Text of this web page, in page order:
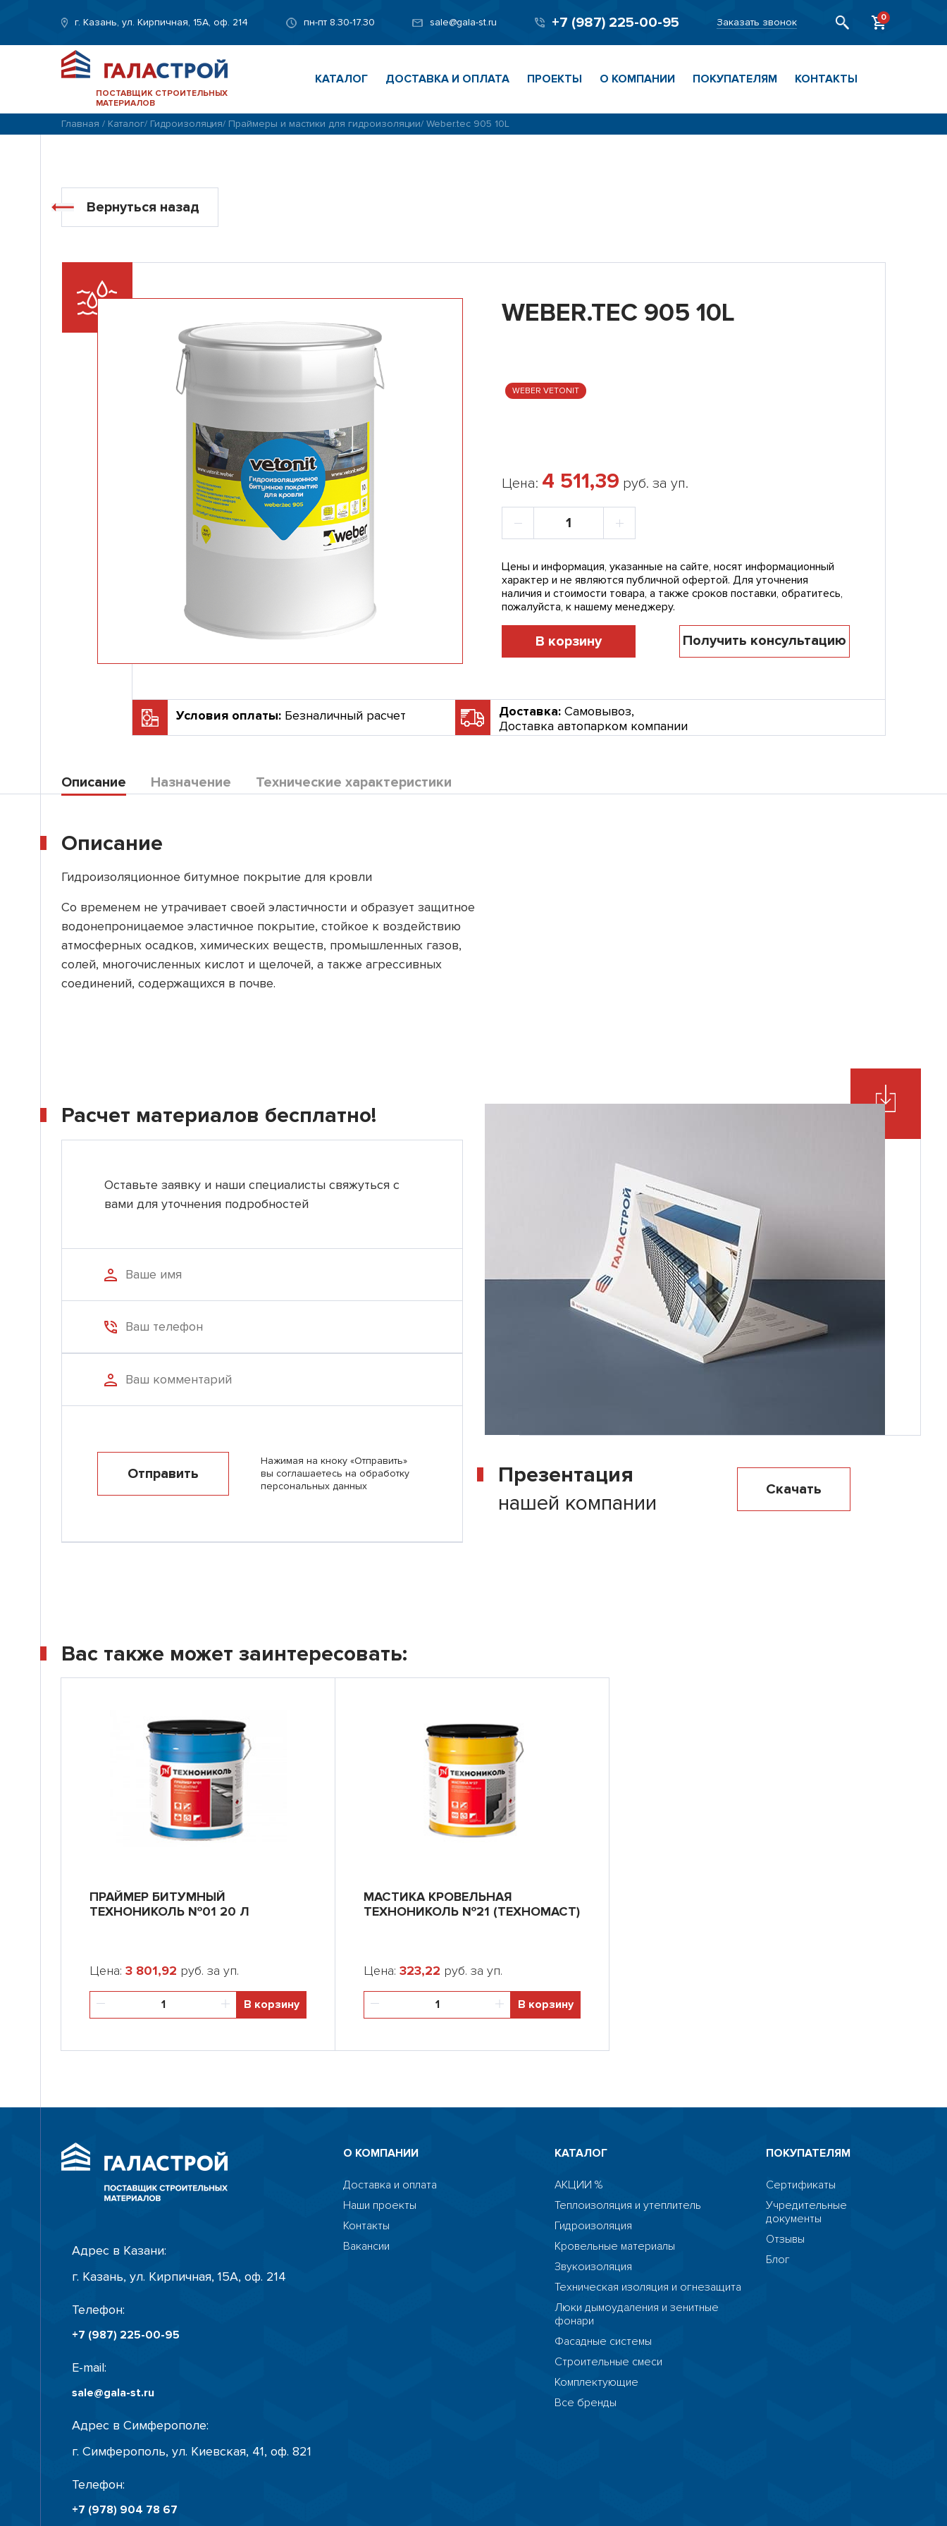
г. Казань, ул. Кирпичная, 15А, оф. 214 пн-пт 8.30-17.30 sale@gala-st.ru +7 (987) 225-00-95 Заказать звонок 0
ПОСТАВЩИК СТРОИТЕЛЬНЫХ
МАТЕРИАЛОВ
КАТАЛОГ ДОСТАВКА И ОПЛАТА ПРОЕКТЫ О КОМПАНИИ ПОКУПАТЕЛЯМ КОНТАКТЫ
Главная / Каталог/ Гидроизоляция/ Праймеры и мастики для гидроизоляции/ Weber.tec 905 10L
Вернуться назад
WEBER.TEC 905 10L
WEBER VETONIT
Цена: 4 511,39 руб. за уп.
Цены и информация, указанные на сайте, носят информационный
характер и не являются публичной офертой. Для уточнения
наличия и стоимости товара, а также сроков поставки, обратитесь,
пожалуйста, к нашему менеджеру.
В корзину Получить консультацию
Условия оплаты: Безналичный расчет Доставка: Самовывоз,
Доставка автопарком компании
Описание Назначение Технические характеристики
Описание
Гидроизоляционное битумное покрытие для кровли
Со временем не утрачивает своей эластичности и образует защитное
водонепроницаемое эластичное покрытие, стойкое к воздействию
атмосферных осадков, химических веществ, промышленных газов,
солей, многочисленных кислот и щелочей, а также агрессивных
соединений, содержащихся в почве.
Расчет материалов бесплатно!
Оставьте заявку и наши специалисты свяжуться с
вами для уточнения подробностей
Отправить
Нажимая на кноку «Отправить»
вы соглашаетесь на обработку
персональных данных
Презентация
нашей компании
Скачать
Вас также может заинтересовать:
ПРАЙМЕР БИТУМНЫЙ
ТЕХНОНИКОЛЬ №01 20 Л
Цена: 3 801,92 руб. за уп.
В корзину
МАСТИКА КРОВЕЛЬНАЯ
ТЕХНОНИКОЛЬ №21 (ТЕХНОМАСТ)
Цена: 323,22 руб. за уп.
В корзину
Адрес в Казани:
г. Казань, ул. Кирпичная, 15А, оф. 214
Телефон:
+7 (987) 225-00-95
E-mail:
sale@gala-st.ru
Адрес в Симферополе:
г. Симферополь, ул. Киевская, 41, оф. 821
Телефон:
+7 (978) 904 78 67
О КОМПАНИИ
Доставка и оплата
Наши проекты
Контакты
Вакансии
КАТАЛОГ
АКЦИИ %
Теплоизоляция и утеплитель
Гидроизоляция
Кровельные материалы
Звукоизоляция
Техническая изоляция и огнезащита
Люки дымоудаления и зенитные
фонари
Фасадные системы
Строительные смеси
Комплектующие
Все бренды
ПОКУПАТЕЛЯМ
Сертификаты
Учредительные
документы
Отзывы
Блог